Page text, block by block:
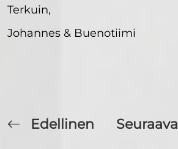
Terkuin,
Johannes & Buenotiimi
Edellinen Seuraava